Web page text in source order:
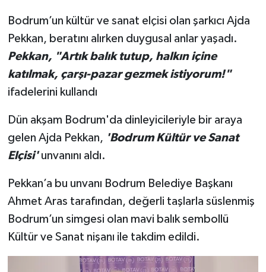
Bodrum’un kültür ve sanat elçisi olan şarkıcı Ajda
Pekkan, beratını alırken duygusal anlar yaşadı.
Pekkan, "Artık balık tutup, halkın içine
katılmak, çarşı-pazar gezmek istiyorum!"
ifadelerini kullandı
Dün akşam Bodrum'da dinleyicileriyle bir araya
gelen Ajda Pekkan, 'Bodrum Kültür ve Sanat
Elçisi'unvanını aldı.
Pekkan’a bu unvanı Bodrum Belediye Başkanı
Ahmet Aras tarafından, değerli taşlarla süslenmiş
Bodrum’un simgesi olan mavi balık sembollü
Kültür ve Sanat nişanı ile takdim edildi.